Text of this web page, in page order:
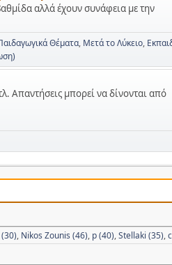
αλλά έχουν συνάφεια με την
Θέματα Μετά το Λύκειο
Απαντήσεις μπορεί να δίνονται από
, Nikos Zounis (46), p (40),Stellaki (35),